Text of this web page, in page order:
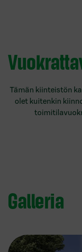
Tämän kiinteistön
olet kuitenkin
Galleria